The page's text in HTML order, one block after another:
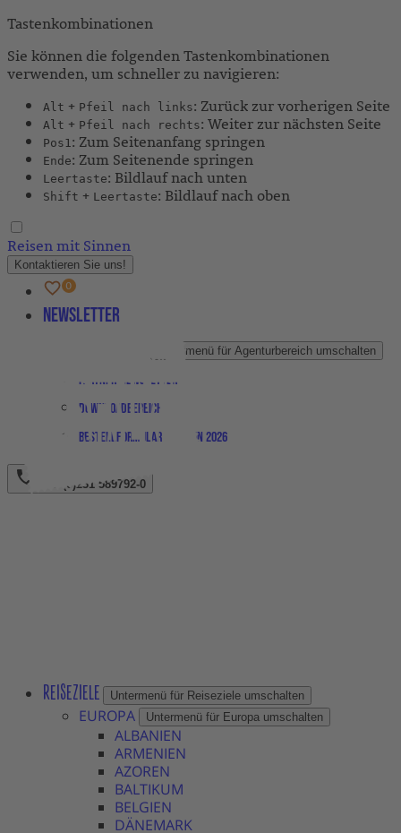
Tastenkombinationen
Sie können die folgenden Tastenkombinationen
verwenden, um schneller zu navigieren:
Alt + Pfeil nach links: Zurück zur vorherigen Seite
Alt + Pfeil nach rechts: Weiter zur nächsten Seite
Pos1: Zum Seitenanfang springen
Ende: Zum Seitenende springen
Leertaste: Bildlauf nach unten
Shift + Leertaste: Bildlauf nach oben
Reisen mit Sinnen
Kontaktieren Sie uns!
Newsletter
Untermenü für Agenturbereich umschalten
Downloadbereich
Bestellformular Magazin 2026
+49 (0)231 589792-0
REISEZIELE Untermenü für Reiseziele umschalten
EUROPA Untermenü für Europa umschalten
ALBANIEN
ARMENIEN
AZOREN
BALTIKUM
BELGIEN
DÄNEMARK